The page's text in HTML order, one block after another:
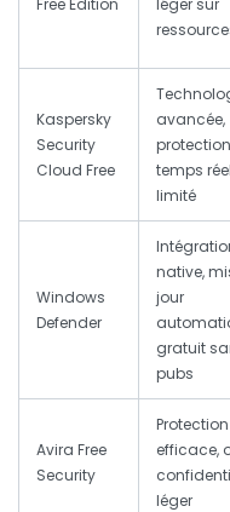
Kaspersky
Security
Cloud Free
avancée,
protection
temps
limité
Windows
Defender
native,
jour
gratuit
pubs
Avira Free
Security
Protection
efficace,
léger